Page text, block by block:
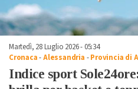
Martedì, 28 Luglio 2026 - 05:34
Cronaca-Alessandria -Provincia di
Indice sport